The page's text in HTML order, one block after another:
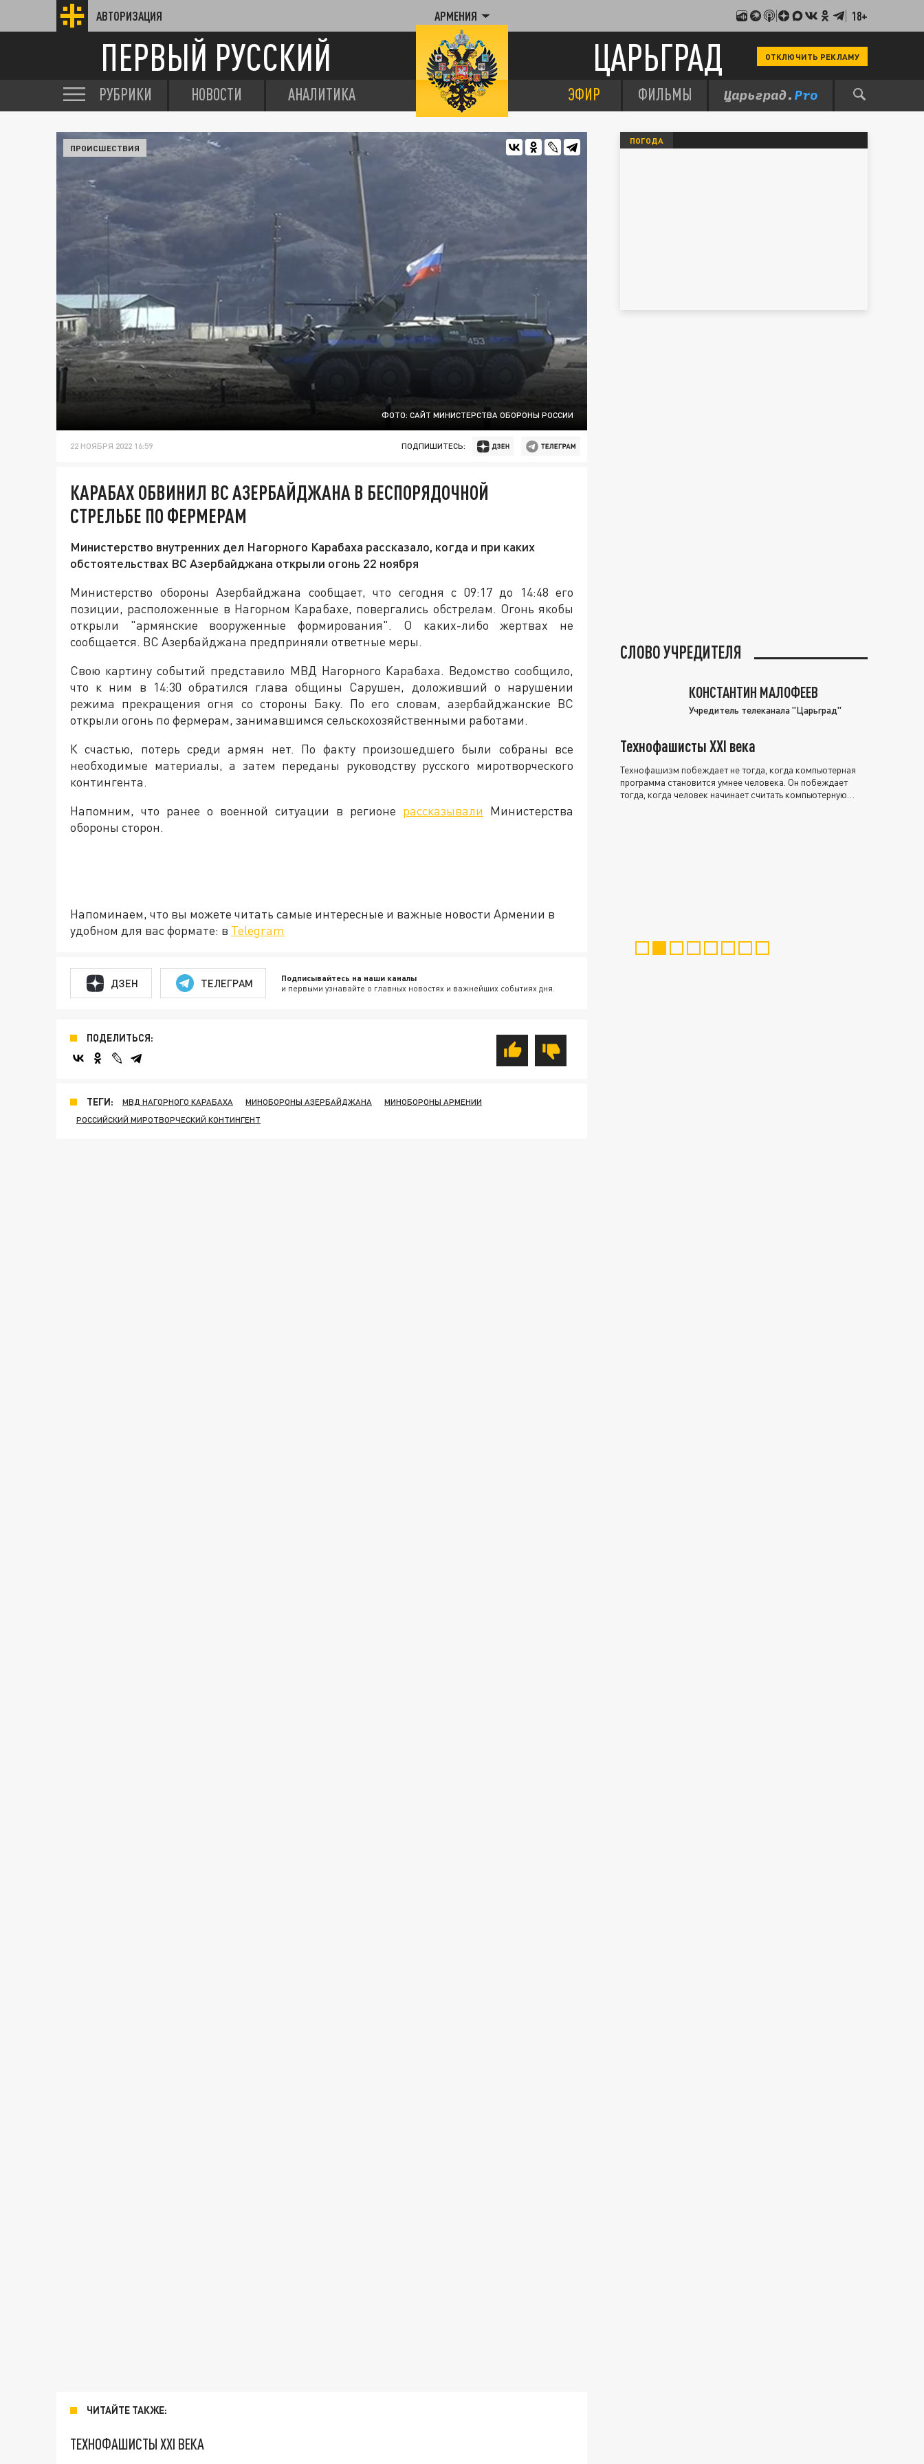
АВТОРИЗАЦИЯ АРМЕНИЯ 18+
ПЕРВЫЙ РУССКИЙ ЦАРЬГРАД ОТКЛЮЧИТЬ РЕКЛАМУ
РУБРИКИ НОВОСТИ АНАЛИТИКА ЭФИР ФИЛЬМЫ
ФОТО: САЙТ МИНИСТЕРСТВА ОБОРОНЫ РОССИИ
ПРОИСШЕСТВИЯ
22 НОЯБРЯ 2022 16:59 ПОДПИШИТЕСЬ:
КАРАБАХ ОБВИНИЛ ВС АЗЕРБАЙДЖАНА В БЕСПОРЯДОЧНОЙ
СТРЕЛЬБЕ ПО ФЕРМЕРАМ
Министерство внутренних дел Нагорного Карабаха рассказало, когда и при каких
обстоятельствах ВС Азербайджана открыли огонь 22 ноября
Министерство обороны Азербайджана сообщает, что сегодня с 09:17 до 14:48 его
позиции, расположенные в Нагорном Карабахе, повергались обстрелам. Огонь якобы
открыли "армянские вооруженные формирования". О каких-либо жертвах не
сообщается. ВС Азербайджана предприняли ответные меры.
Свою картину событий представило МВД Нагорного Карабаха. Ведомство сообщило,
что к ним в 14:30 обратился глава общины Сарушен, доложивший о нарушении
режима прекращения огня со стороны Баку. По его словам, азербайджанские ВС
открыли огонь по фермерам, занимавшимся сельскохозяйственными работами.
К счастью, потерь среди армян нет. По факту произошедшего были собраны все
необходимые материалы, а затем переданы руководству русского миротворческого
контингента.
Напомним, что ранее о военной ситуации в регионе рассказывали Министерства
обороны сторон.
Напоминаем, что вы можете читать самые интересные и важные новости Армении в
удобном для вас формате: в Telegram
ДЗЕН ТЕЛЕГРАМ Подписывайтесь на наши каналы
и первыми узнавайте о главных новостях и важнейших событиях дня.
ПОДЕЛИТЬСЯ:
ТЕГИ: МВД НАГОРНОГО КАРАБАХА МИНОБОРОНЫ АЗЕРБАЙДЖАНА
МИНОБОРОНЫ АРМЕНИИ
РОССИЙСКИЙ МИРОТВОРЧЕСКИЙ КОНТИНГЕНТ
ЧИТАЙТЕ ТАКЖЕ:
ТЕХНОФАШИСТЫ XXI ВЕКА
ПОГОДА
СЛОВО УЧРЕДИТЕЛЯ
КОНСТАНТИН МАЛОФЕЕВ
Учредитель телеканала "Царьград"
Технофашисты XXI века
Технофашизм побеждает не тогда, когда компьютерная
программа становится умнее человека. Он побеждает
тогда, когда человек начинает считать компьютерную